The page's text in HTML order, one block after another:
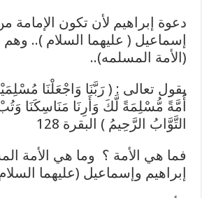
دعوة إبراهيم لأن تكون الإمامة
إسماعيل ( عليهما السلام ).. وهم
(الأمة المسلمه)..
يقول تعالى : ( رَبَّنَا وَاجْعَلْنَا
أُمَّةً مُّسْلِمَةً لَّكَ وَأَرِنَا مَنَاسِكَنَا
التَّوَّابُ الرَّحِيمُ ) البقرة 128
فما هي الأمة ؟ وما هي الأمة
إبراهيم وإسماعيل (عليهما